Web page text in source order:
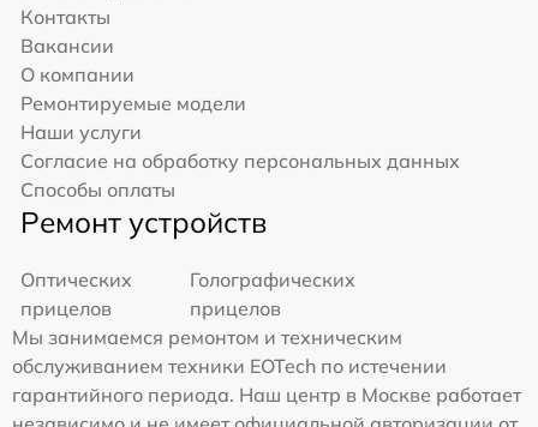
Контакты
Вакансии
О компании
Ремонтируемые модели
Наши услуги
Согласие на обработку персональных данных
Способы оплаты
Ремонт устройств
Оптических
прицелов
Голографических
прицелов
Мы занимаемся ремонтом и техническим
обслуживанием техники EOTech по истечении
гарантийного периода. Наш центр в Москве работает